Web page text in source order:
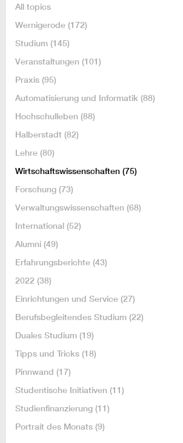
All topics
Wernigerode (172)
Studium (145)
Veranstaltungen (101)
Praxis (95)
Automatisierung und Informatik (88)
Hochschulleben (88)
Halberstadt (82)
Lehre (80)
Wirtschaftswissenschaften (75)
Forschung (73)
Verwaltungswissenschaften (68)
International (52)
Alumni (49)
Erfahrungsberichte (43)
2022 (38)
Einrichtungen und Service (27)
Berufsbegleitendes Studium (22)
Duales Studium (19)
Tipps und Tricks (18)
Pinnwand (17)
Studentische Initiativen (11)
Studienfinanzierung (11)
Portrait des Monats (9)